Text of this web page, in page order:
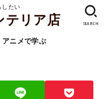
したい
テリア店
アニメで学ぶ
SEARCH